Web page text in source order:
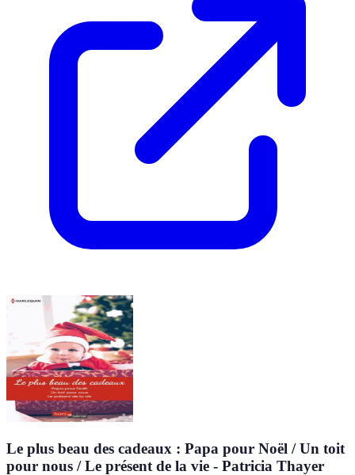
Le plus beau des cadeaux : Papa pour Noël / Un toit
pour nous / Le présent de la vie - Patricia Thayer